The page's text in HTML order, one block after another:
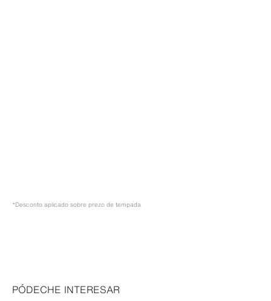
*Desconto aplicado sobre prezo de tempada
PÓDECHE INTERESAR